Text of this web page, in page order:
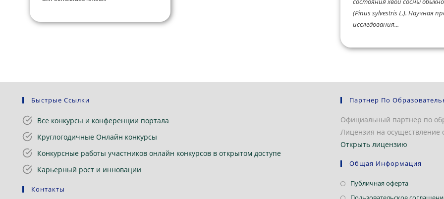
(Pinus sylvestris L.). Научная
исследования...
Быстрые Ссылки
Все конкурсы и конференции портала
Круглогодичные Онлайн конкурсы
Конкурсные работы участников онлайн конкурсов в открытом доступе
Карьерный рост и инновации
Контакты
Партнер По
Официальный партнер по
Лицензия на осуществление
Открыть лицензию
Общая Информация
Публичная офертаОткроется
в